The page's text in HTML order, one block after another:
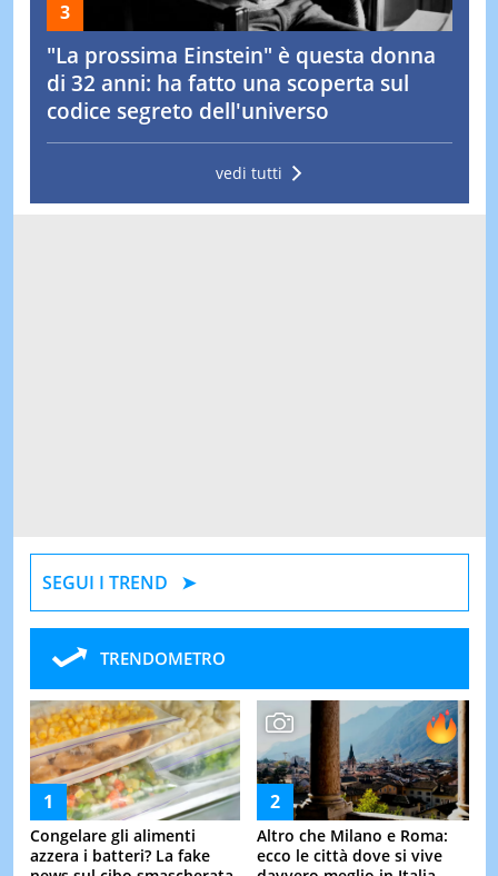
"La prossima Einstein" è questa donna
di 32 anni: ha fatto una scoperta sul
codice segreto dell'universo
vedi tutti
SEGUI I TREND
TRENDOMETRO
Congelare gli alimenti
azzera i batteri? La fake
Altro che Milano e Roma:
ecco le città dove si vive